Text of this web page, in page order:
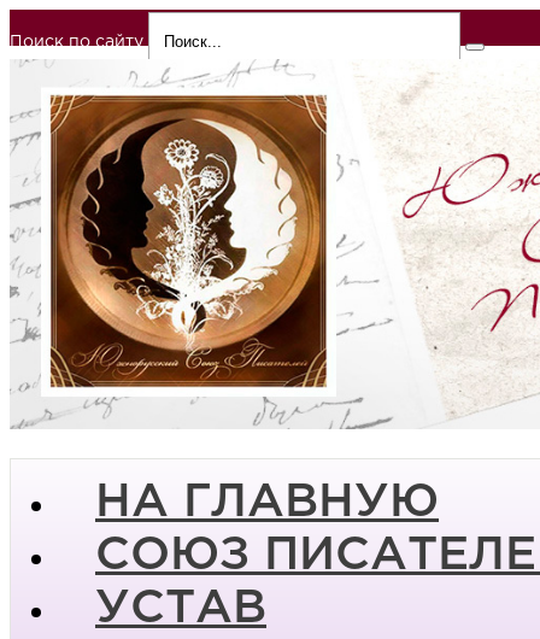
Поиск по сайту
НА ГЛАВНУЮ
СОЮЗ
УСТАВ